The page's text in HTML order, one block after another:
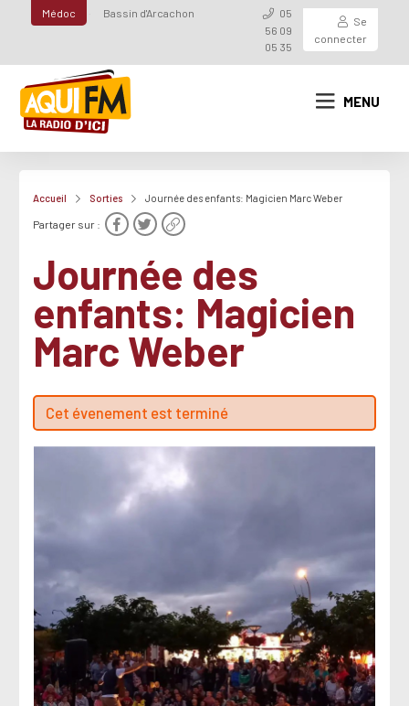
Médoc Bassin d'Arcachon
05
56 09
05 35
Se
connecter
MENU
Accueil Sorties Journée des enfants: Magicien Marc Weber
Partager sur :
Journée des
enfants: Magicien
Marc Weber
Cet évenement est terminé